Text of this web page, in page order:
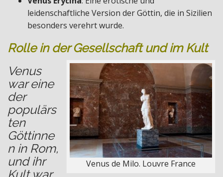
leidenschaftliche Version der Göttin, die in Sizilien
besonders verehrt wurde.
Rolle in der Gesellschaft und im Kult
Venus de Milo. Louvre France
Venus
war eine
der
populärs
ten
Göttinne
n in Rom,
und ihr
Kult war